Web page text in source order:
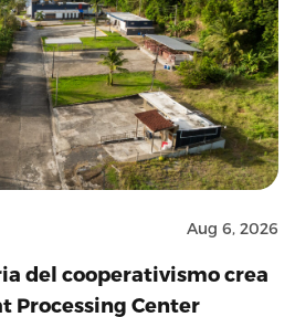
Aug 6, 2026
del cooperativismo crea
Processing Center